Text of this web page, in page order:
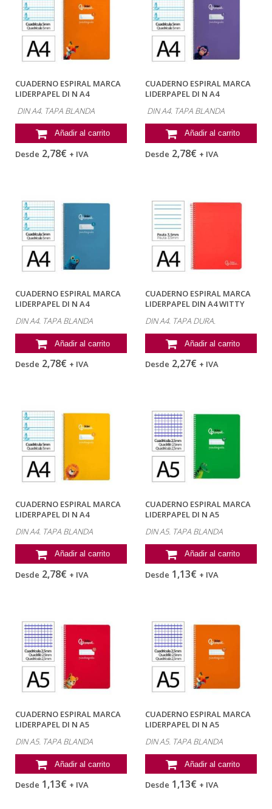
CUADERNO ESPIRAL MARCA
LIDERPAPEL DI N A4
DIN A4. TAPA BLANDA
Añadir al carrito
Desde 2,78€ + IVA
CUADERNO ESPIRAL MARCA
LIDERPAPEL DI N A4
DIN A4. TAPA BLANDA
Añadir al carrito
Desde 2,78€ + IVA
CUADERNO ESPIRAL MARCA
LIDERPAPEL DI N A4
DIN A4. TAPA BLANDA
Añadir al carrito
Desde 2,78€ + IVA
CUADERNO ESPIRAL MARCA
LIDERPAPEL DIN A4 WITTY
DIN A4. TAPA DURA.
Añadir al carrito
Desde 2,27€ + IVA
CUADERNO ESPIRAL MARCA
LIDERPAPEL DI N A4
DIN A4. TAPA BLANDA
Añadir al carrito
Desde 2,78€ + IVA
CUADERNO ESPIRAL MARCA
LIDERPAPEL DI N A5
DIN A5. TAPA BLANDA
Añadir al carrito
Desde 1,13€ + IVA
CUADERNO ESPIRAL MARCA
LIDERPAPEL DI N A5
DIN A5. TAPA BLANDA
Añadir al carrito
Desde 1,13€ + IVA
CUADERNO ESPIRAL MARCA
LIDERPAPEL DI N A5
DIN A5. TAPA BLANDA
Añadir al carrito
Desde 1,13€ + IVA